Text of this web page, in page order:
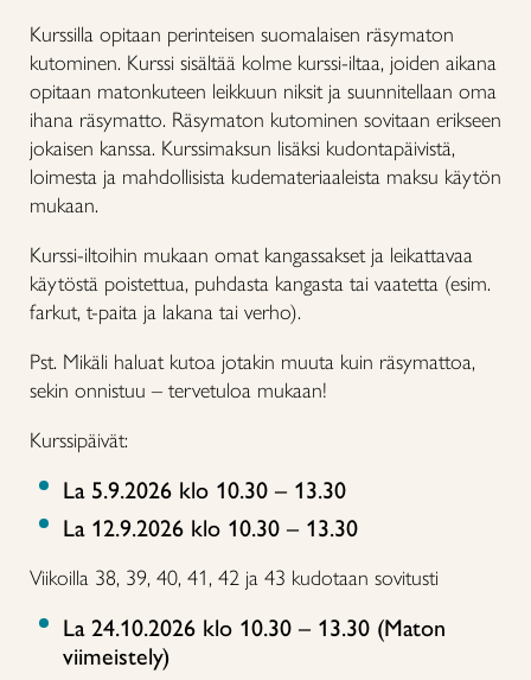
Kurssilla opitaan perinteisen suomalaisen räsymaton
kutominen. Kurssi sisältää kolme kurssi-iltaa, joiden aikana
opitaan matonkuteen leikkuun niksit ja suunnitellaan oma
ihana räsymatto. Räsymaton kutominen sovitaan erikseen
jokaisen kanssa. Kurssimaksun lisäksi kudontapäivistä,
loimesta ja mahdollisista kudemateriaaleista maksu käytön
mukaan.
Kurssi-iltoihin mukaan omat kangassakset ja leikattavaa
käytöstä poistettua, puhdasta kangasta tai vaatetta (esim.
farkut, t-paita ja lakana tai verho).
Pst. Mikäli haluat kutoa jotakin muuta kuin räsymattoa,
sekin onnistuu – tervetuloa mukaan!
Kurssipäivät:
La 5.9.2026 klo 10.30 – 13.30
La 12.9.2026 klo 10.30 – 13.30
Viikoilla 38, 39, 40, 41, 42 ja 43 kudotaan sovitusti
La 24.10.2026 klo 10.30 – 13.30 (Maton
viimeistely)